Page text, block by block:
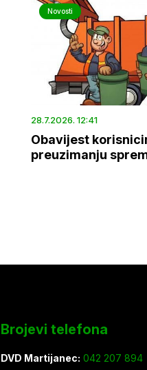
Novosti
28.7.2026. 12:41
Obavijest
preuzimanju
Brojevi telefona
DVD Martijanec: 042 207 894